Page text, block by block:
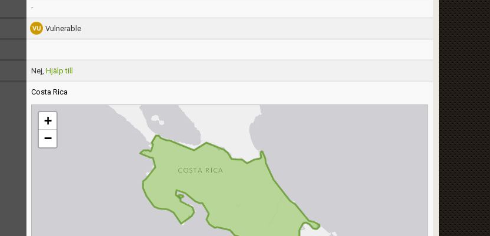
-
Vulnerable
Nej, Hjälp till
Costa Rica
+
−